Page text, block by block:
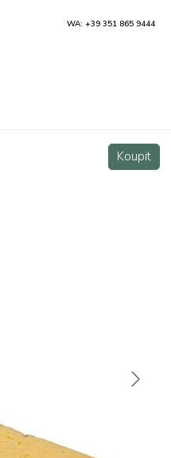
Koupit
Koupit
WA: +39 351 865 9444